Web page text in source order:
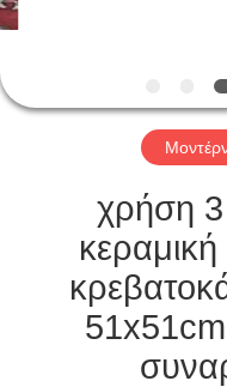
ΈΛΕΓΧΟΣ
ΕΠΑΦΉ
ΗΠΑ
ΖΗΤΉΣΤΕ
ΑΠΌΣΠΑΣΜΑ
SITEMAP
χρήση 3